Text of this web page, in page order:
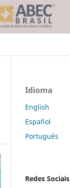
Idioma
English
Español
Português
Redes Sociais